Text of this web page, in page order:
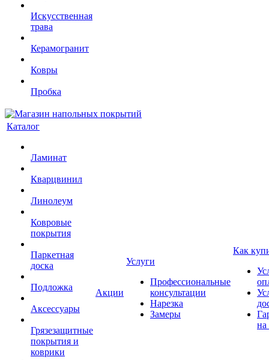
Искусственная
трава
Керамогранит
Ковры
Пробка
Каталог
Ламинат
Кварцвинил
Линолеум
Ковровые
покрытия
Паркетная
доска
Подложка
Аксессуары
Грязезащитные
покрытия и
коврики
Акции
Услуги
Профессиональные
консультации
Нарезка
Замеры
Как
на